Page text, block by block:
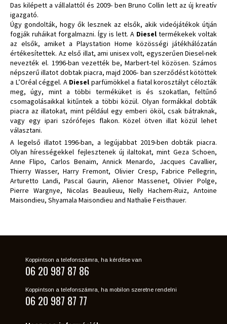
Das kilépett a vállalattól és 2009- ben Bruno Collin lett az új kreatív
igazgató.
Úgy gondolták, hogy ők lesznek az elsők, akik videójátékok útján
fogják ruháikat forgalmazni. Így is lett. A Diesel termékekek voltak
az elsők, amiket a Playstation Home közösségi játékhálózatán
értékesítettek. Az első illat, ami unisex volt, egyszerűen Diesel-nek
nevezték el. 1996-ban vezették be, Marbert-tel közösen. Számos
népszerű illatot dobtak piacra, majd 2006- ban szerződést kötöttek
a L’Oréal céggel. A Diesel parfümökkel a fiatal korosztályt célozták
meg, úgy, mint a többi terméküket is és szokatlan, feltűnő
csomagolásaikkal kitűntek a többi közül. Olyan formákkal dobták
piacra az illatokat, mint például egy emberi ököl, csak bátraknak,
vagy egy ipari szórófejes flakon. Közel ötven illat közül lehet
választani.
A legelső illatot 1996-ban, a legújabbat 2019-ben dobták piacra.
Olyan hírességekkel fejlesztenek új ilaltokat, mint Geza Schoen,
Anne Flipo, Carlos Benaim, Annick Menardo, Jacques Cavallier,
Thierry Wasser, Harry Fremont, Olivier Cresp, Fabrice Pellegrin,
Arturetto Landi, Pascal Gaurin, Alienor Massenet, Olivier Polge,
Pierre Wargnye, Nicolas Beaulieuu, Nelly Hachem-Ruiz, Antoine
Maisondieu, Shyamala Maisondieu and Nathalie Feisthauer.
Koppintson a telefonszámra, ha kérdése van
06 20 987 87 86
Koppintson a telefonszámra, ha mobilon szeretne rendelni
06 20 987 87 77